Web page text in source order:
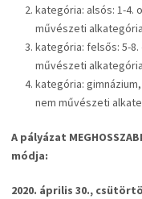
kategória: alsós: 1-4.
művészeti
kategória: felsős: 5-
művészeti
kategória:
nem művészeti
A pályázat
módja:
2020. április 30.,